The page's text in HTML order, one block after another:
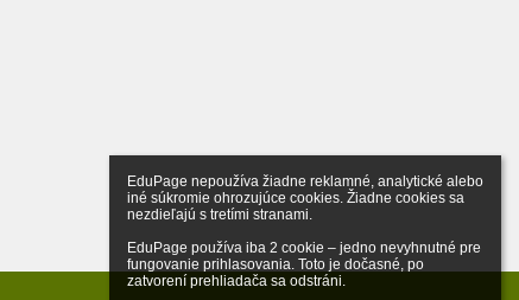
EduPage nepoužíva žiadne reklamné, analytické alebo
iné súkromie ohrozujúce cookies. Žiadne cookies sa
nezdieľajú s tretími stranami.
EduPage používa iba 2 cookie – jedno nevyhnutné pre
fungovanie prihlasovania. Toto je dočasné, po
zatvorení prehliadača sa odstráni.